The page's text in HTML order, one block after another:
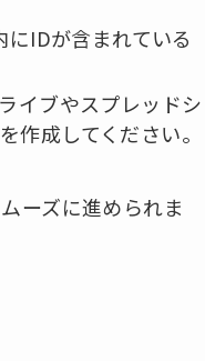
IDが含まれている
イブやスプレッドシ
成してください。
ーズに進められま